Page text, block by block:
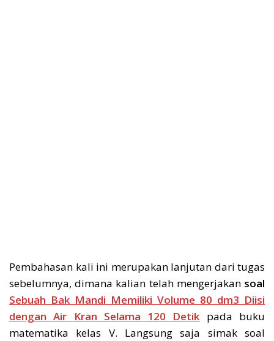
Pembahasan kali ini merupakan lanjutan dari tugas
sebelumnya, dimana kalian telah mengerjakan soal
Sebuah Bak Mandi Memiliki Volume 80 dm3 Diisi
dengan Air Kran Selama 120 Detik pada buku
matematika kelas V. Langsung saja simak soal